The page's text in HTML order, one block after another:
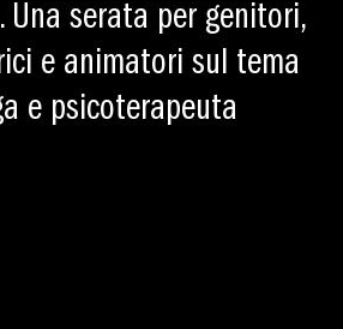
serata per genitori,
e animatori sul tema
e psicoterapeuta